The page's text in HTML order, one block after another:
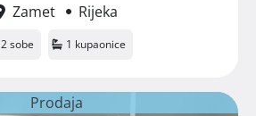
Zamet
Rijeka
2 sobe 1 kupaonice
Prodaja